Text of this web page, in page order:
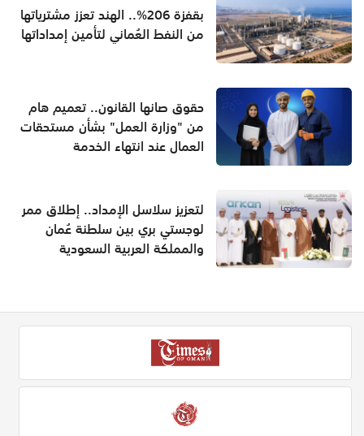
بقفزة 206%.. الهند تعزز مشترياتها
من النفط العُماني لتأمين إمداداتها
حقوق صانها القانون.. تعميم هام
من "وزارة العمل" بشأن مستحقات
العمال عند انتهاء الخدمة
لتعزيز سلاسل الإمداد.. إطلاق ممر
لوجستي بري بين سلطنة عُمان
والمملكة العربية السعودية